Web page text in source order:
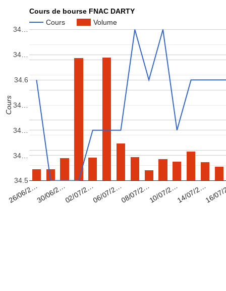
Cours de bourse FNAC DARTY
Cours
Volume
26/06/2…30/06/2…02/07/2…06/07/2…08/07/2…10/07/2…14/07/2…16/
34.5
34…
34…
34…
34.6
34…
34…
Cours